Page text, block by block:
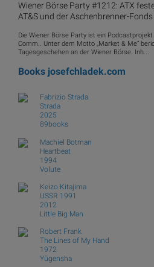
Wiener Börse Party #1212: ATX
AT&S und der Aschenbrenner-Fonds
Die Wiener Börse Party ist ein
Comm.. Unter dem Motto „Market & Me“
Tagesgeschehen an der Wiener Börse. Inh...
Books josefchladek.com
Fabrizio Strada
Strada
2025
89books
Machiel Botman
Heartbeat
1994
Volute
Keizo Kitajima
USSR 1991
2012
Little Big Man
Robert Frank
The Lines of My Hand
1972
Yūgensha